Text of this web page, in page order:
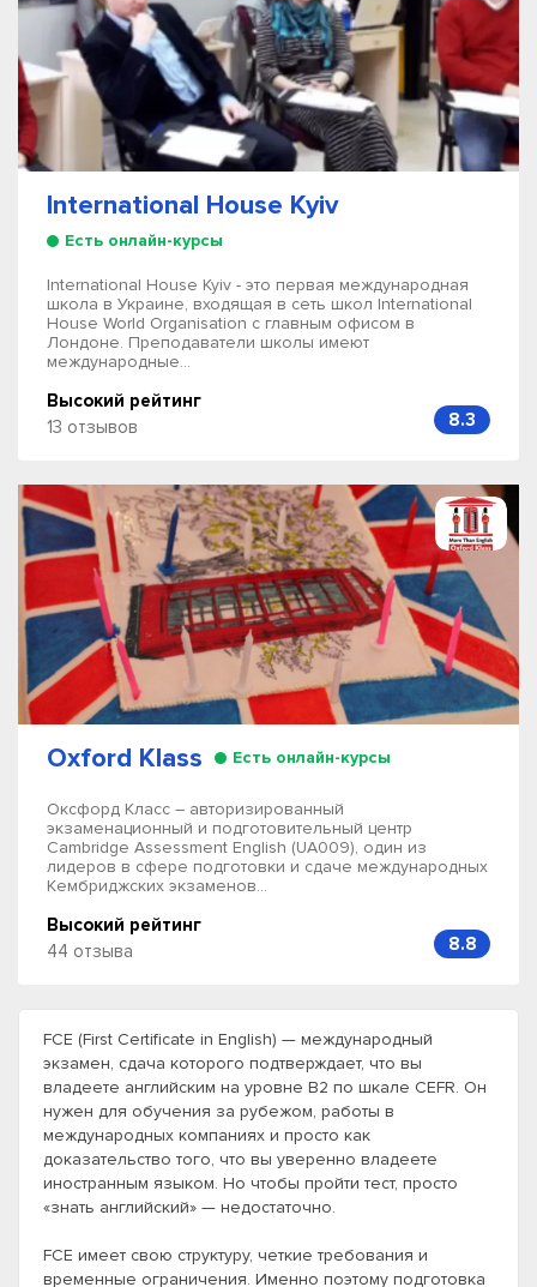
FCE (First Certificate in English) — международный
экзамен, сдача которого подтверждает, что вы
владеете английским на уровне B2 по шкале CEFR. Он
нужен для обучения за рубежом, работы в
международных компаниях и просто как
доказательство того, что вы уверенно владеете
иностранным языком. Но чтобы пройти тест, просто
«знать английский» — недостаточно.
FCE имеет свою структуру, четкие требования и
временные ограничения. Именно поэтому подготовка
International House Kyiv
Есть онлайн-курсы
International House Kyiv - это первая международная
школа в Украине, входящая в сеть школ International
House World Organisation с главным офисом в
Лондоне. Преподаватели школы имеют
международные...
Высокий рейтинг
13 отзывов
8.3
Oxford Klass Есть онлайн-курсы
Оксфорд Класс – авторизированный
экзаменационный и подготовительный центр
Cambridge Assessment English (UA009), один из
лидеров в сфере подготовки и сдаче международных
Кембриджских экзаменов...
Высокий рейтинг
44 отзыва
8.8